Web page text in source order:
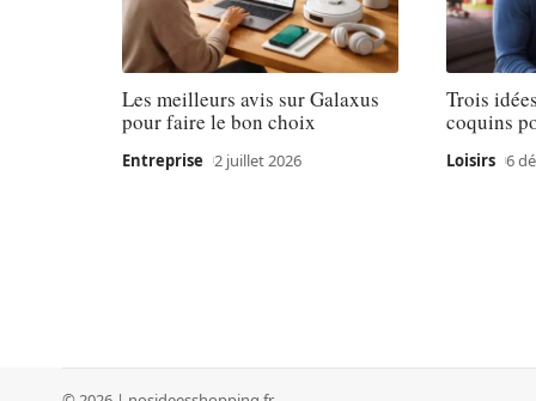
Les meilleurs avis sur Galaxus
pour faire le bon choix
Entreprise 2 juillet 2026
Trois
coquins
Loisirs 6